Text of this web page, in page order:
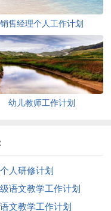
销售经理个人工作计划
幼儿教师工作计划
人研修计划
语文教学工作计划
文教学工作计划